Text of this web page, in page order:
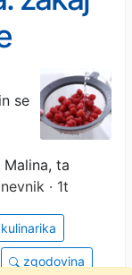
se
ta
· 1t
kulinarika
zgodovina